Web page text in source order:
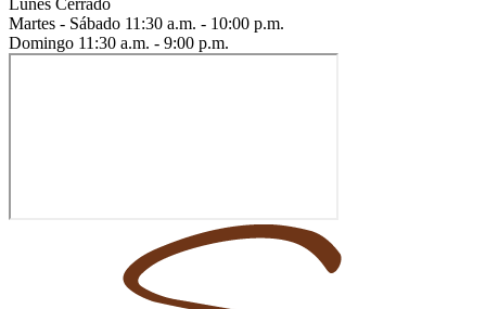
Martes - Sábado 11:30 a.m. - 10:00 p.m.
Domingo 11:30 a.m. - 9:00 p.m.